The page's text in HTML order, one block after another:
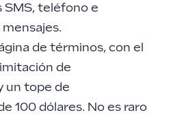
SMS, teléfono e
de términos, con el
de
un tope de
100 dólares. No es raro